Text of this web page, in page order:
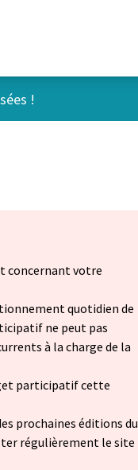
!
concernant votre
quotidien de
ne peut pas
à la charge de la
participatif cette
prochaines éditions du
régulièrement le site